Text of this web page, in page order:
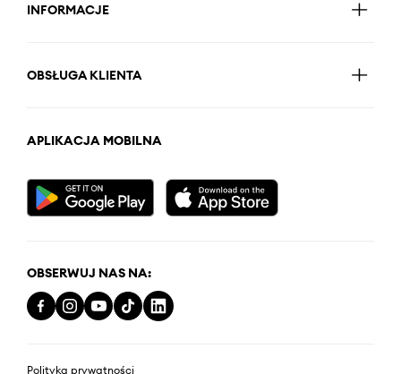
INFORMACJE
OBSŁUGA KLIENTA
APLIKACJA MOBILNA
OBSERWUJ NAS NA:
Polityka prywatności